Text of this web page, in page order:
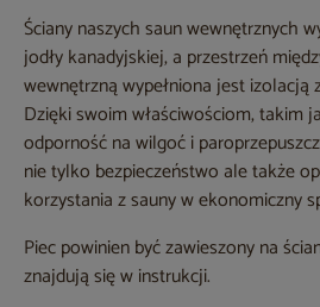
Ściany naszych saun wewnętrznych
jodły kanadyjskiej, a przestrzeń
wewnętrzną wypełniona jest izolacją
Dzięki swoim właściwościom, takim
odporność na wilgoć i
nie tylko bezpieczeństwo ale także
korzystania z sauny w ekonomiczny
Piec powinien być zawieszony na
znajdują się w instrukcji.